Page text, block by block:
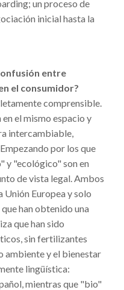
un proceso de
inicial hasta la
entre
el consumidor?
comprensible.
el mismo espacio y
intercambiable,
por los que
y "ecológico" son en
de vista legal. Ambos
Unión Europea y solo
han obtenido una
que han sido
sin fertilizantes
ambiente y el bienestar
lingüística:
mientras que "bio"